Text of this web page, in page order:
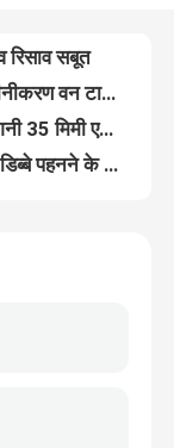
लाइटवेट पीपी 52 मिमी एरोसोल स्प्रे कैप्स और विभिन्न आकारों के साथ ढक्कन
व्हाइट 53 मिमी एरोसोल एक्ट्यूएटर स्प्रे एंटी पंचर को कवर कर सकता है
प्लास्टिक पीपी एरोसोल स्प्रे जीवन का उपयोग कर 65 मिमी लंबा एक्ट्यूएटर कर सकता है: